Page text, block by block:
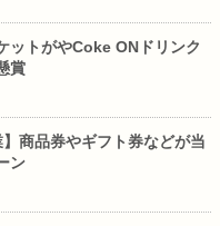
ットがやCoke ONドリンク
賞
】商品券やギフト券などが当
ン